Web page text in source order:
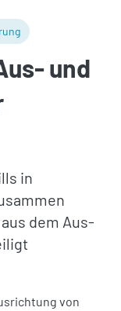
und
in
dem Aus-
von